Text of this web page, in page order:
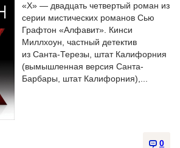
«X» — двадцать четвертый роман из
серии мистических романов Сью
Графтон «Алфавит». Кинси
Миллхоун, частный детектив
из Санта-Терезы, штат Калифорния
(вымышленная версия Санта-
Барбары, штат Калифорния),...
0